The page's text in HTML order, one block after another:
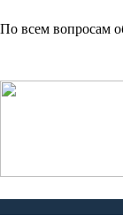
По всем вопросам